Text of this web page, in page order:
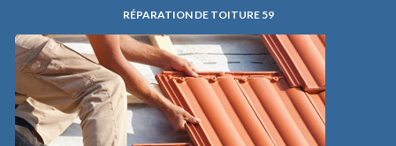
RÉPARATION DE TOITURE 59